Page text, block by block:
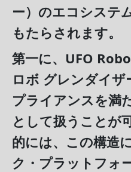
ー） のエコシステ
もたらされます。
第一に、UFO
ロボ グレンダイザ
プライアンスを満
として扱うことが
的には、この構造
ク・プラットフォ